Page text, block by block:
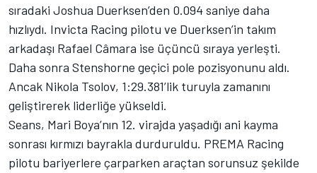
sıradaki Joshua Duerksen’den 0.094 saniye daha
hızlıydı. Invicta Racing pilotu ve Duerksen’in takım
arkadaşı Rafael Câmara ise üçüncü sıraya yerleşti.
Daha sonra Stenshorne geçici pole pozisyonunu aldı.
Ancak Nikola Tsolov, 1:29.381’lik turuyla zamanını
geliştirerek liderliğe yükseldi.
Seans, Mari Boya’nın 12. virajda yaşadığı ani kayma
sonrası kırmızı bayrakla durduruldu. PREMA Racing
pilotu bariyerlere çarparken araçtan sorunsuz şekilde